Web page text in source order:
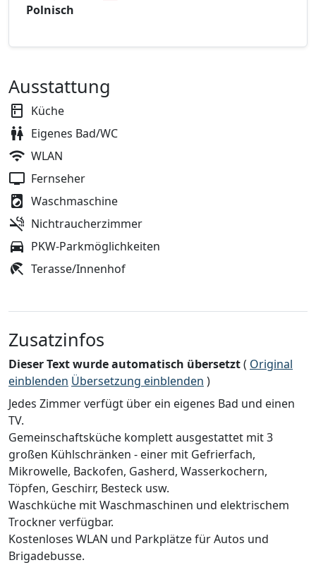
Polnisch
Ausstattung
Küche
Eigenes Bad/WC
WLAN
Fernseher
Waschmaschine
Nichtraucherzimmer
PKW-Parkmöglichkeiten
Terasse/Innenhof
Zusatzinfos
Dieser Text wurde automatisch übersetzt( Original
einblenden Übersetzung einblenden )
Jedes Zimmer verfügt über ein eigenes Bad und einen
TV.
Gemeinschaftsküche komplett ausgestattet mit 3
großen Kühlschränken - einer mit Gefrierfach,
Mikrowelle, Backofen, Gasherd, Wasserkochern,
Töpfen, Geschirr, Besteck usw.
Waschküche mit Waschmaschinen und elektrischem
Trockner verfügbar.
Kostenloses WLAN und Parkplätze für Autos und
Brigadebusse.